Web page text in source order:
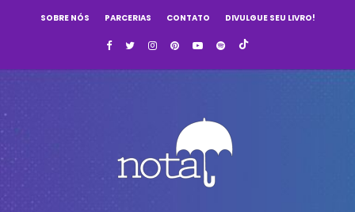
SOBRE NÓS PARCERIAS CONTATO DIVULGUE SEU LIVRO!